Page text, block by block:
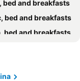
bed and breakfasts
bed and breakfasts
bed and breakfasts